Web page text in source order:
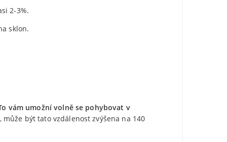
2-3%.
sklon.
vám umožní volně se pohybovat v
být tato vzdálenost zvýšena na 140